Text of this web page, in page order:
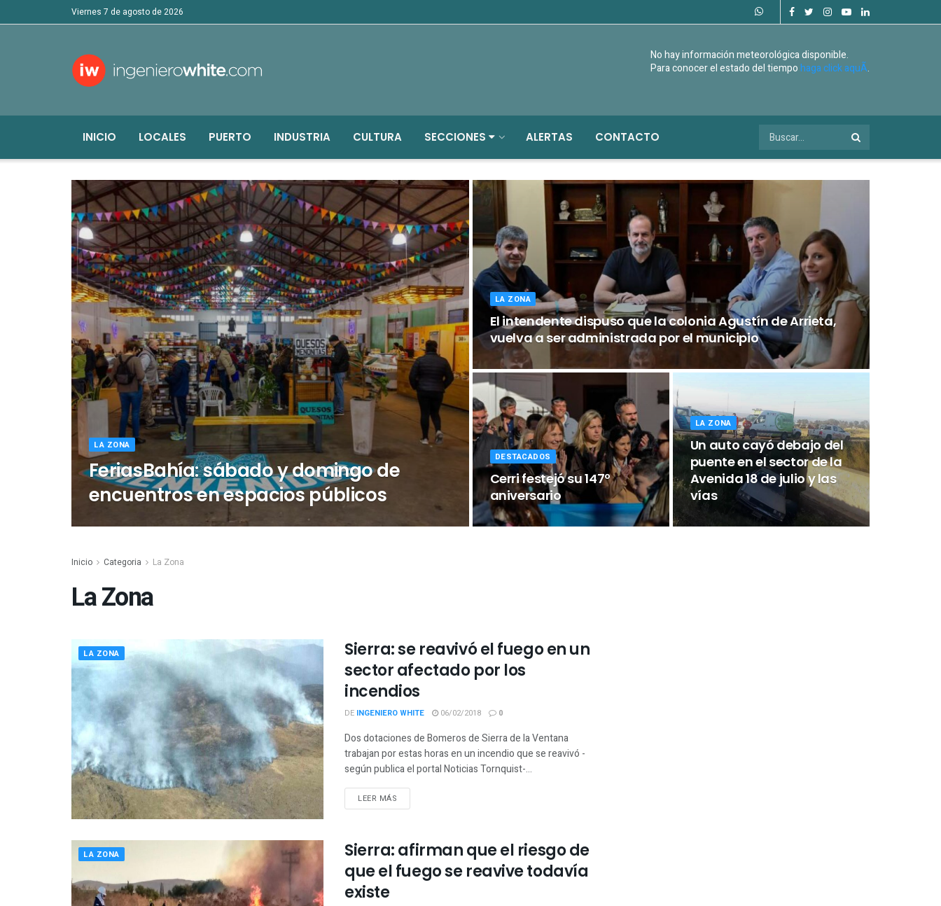
viernes 7 de agosto de 2026
No hay información meteorológica disponible.
Para conocer el estado del tiempohaga click aquÃ­.
INICIO LOCALES PUERTO INDUSTRIA CULTURA SECCIONES ALERTAS CONTACTO
LA ZONA
FeriasBahía: sábado y domingo de
encuentros en espacios públicos
LA ZONA
El intendente dispuso que la colonia Agustín de Arrieta,
vuelva a ser administrada por el municipio
DESTACADOS
Cerri festejó su 147º
aniversario
LA ZONA
Un auto cayó debajo del
puente en el sector de la
Avenida 18 de julio y las
vías
Inicio Categoria La Zona
La Zona
LA ZONA
Sierra: se reavivó el fuego en un
sector afectado por los
incendios
DE INGENIERO WHITE 06/02/2018 0
Dos dotaciones de Bomeros de Sierra de la Ventana
trabajan por estas horas en un incendio que se reavivó -
según publica el portal Noticias Tornquist-...
LEER MÁS
LA ZONA
Sierra: afirman que el riesgo de
que el fuego se reavive todavía
existe